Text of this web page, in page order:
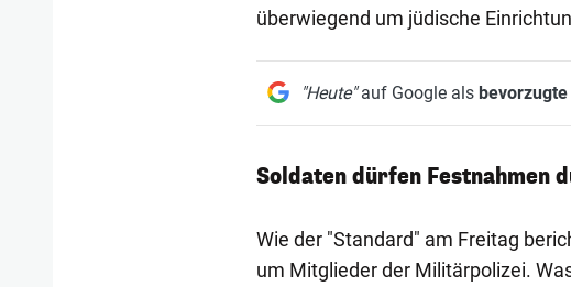
überwiegend um jüdische
"Heute"auf Google als bevorzugte
Soldaten dürfen Festnahmen
Wie der "Standard" am Freitag
um Mitglieder der Militärpolizei.